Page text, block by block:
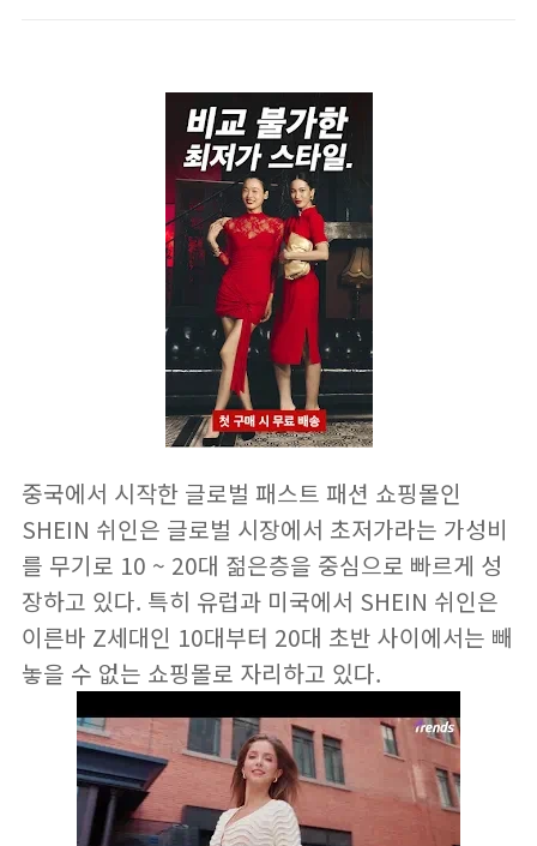
중국에서 시작한 글로벌 패스트 패션 쇼핑몰인
SHEIN 쉬인은 글로벌 시장에서 초저가라는 가성비
를 무기로 10 ~ 20대 젊은층을 중심으로 빠르게 성
장하고 있다. 특히 유럽과 미국에서 SHEIN 쉬인은
이른바 Z세대인 10대부터 20대 초반 사이에서는 빼
놓을 수 없는 쇼핑몰로 자리하고 있다.